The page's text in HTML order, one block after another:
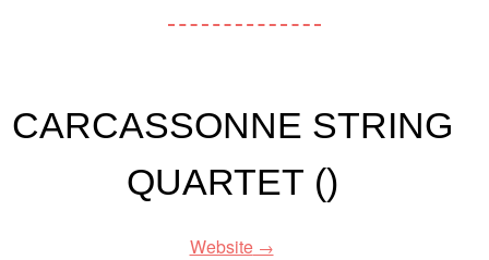
CARCASSONNE STRING
QUARTET ()
Website